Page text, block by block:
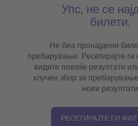
Упс, не се
билети.
Не беа пронајдени
пребарување. Ресетирајте
видите повеќе резултати
клучен збор за
нови резултати
РЕСЕТИРАЈТЕ ГИ